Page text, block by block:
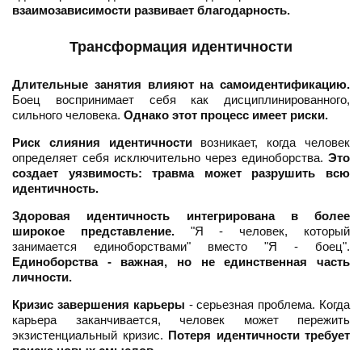
взаимозависимости развивает благодарность.
Трансформация идентичности
Длительные занятия влияют на самоидентификацию.
Боец воспринимает себя как дисциплинированного,
сильного человека. Однако этот процесс имеет риски.
Риск слияния идентичностивозникает, когда человек
определяет себя исключительно через единоборства. Это
создает уязвимость: травма может разрушить всю
идентичность.
Здоровая идентичность интегрирована в более
широкое представление."Я - человек, который
занимается единоборствами" вместо "Я - боец".
Единоборства - важная, но не единственная часть
личности.
Кризис завершения карьеры - серьезная проблема. Когда
карьера заканчивается, человек может пережить
экзистенциальный кризис. Потеря идентичности требует